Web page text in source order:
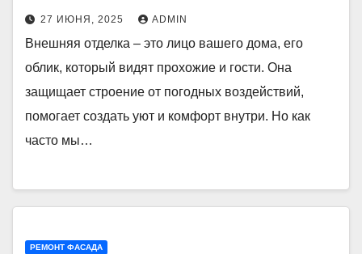
27 ИЮНЯ, 2025 ADMIN
Внешняя отделка – это лицо вашего дома, его
облик, который видят прохожие и гости. Она
защищает строение от погодных воздействий,
помогает создать уют и комфорт внутри. Но как
часто мы…
РЕМОНТ ФАСАДА